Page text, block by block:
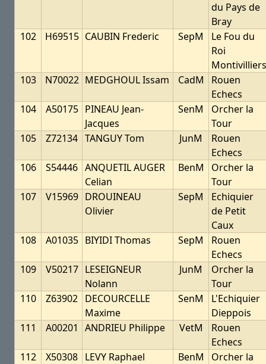
du Pays de
Bray
102
H69515 CAUBIN Frederic SepM
Le Fou du
Roi
Montivilliers
103
N70022 MEDGHOUL Issam CadM
Rouen
Echecs
104
A50175 PINEAU Jean-
Jacques
SenM
Orcher la
Tour
105
Z72134 TANGUY Tom JunM
Rouen
Echecs
106
S54446 ANQUETIL AUGER
Celian
BenM
Orcher la
Tour
107
V15969 DROUINEAU
Olivier
SepM
Echiquier
de Petit
Caux
108
A01035 BIYIDI Thomas SepM
Rouen
Echecs
109
V50217 LESEIGNEUR
Nolann
JunM
Orcher la
Tour
110
Z63902 DECOURCELLE
Maxime
SenM
L'Echiquier
Dieppois
111
A00201 ANDRIEU Philippe VetM
Rouen
Echecs
112
X50308 LEVY Raphael BenM
Orcher la